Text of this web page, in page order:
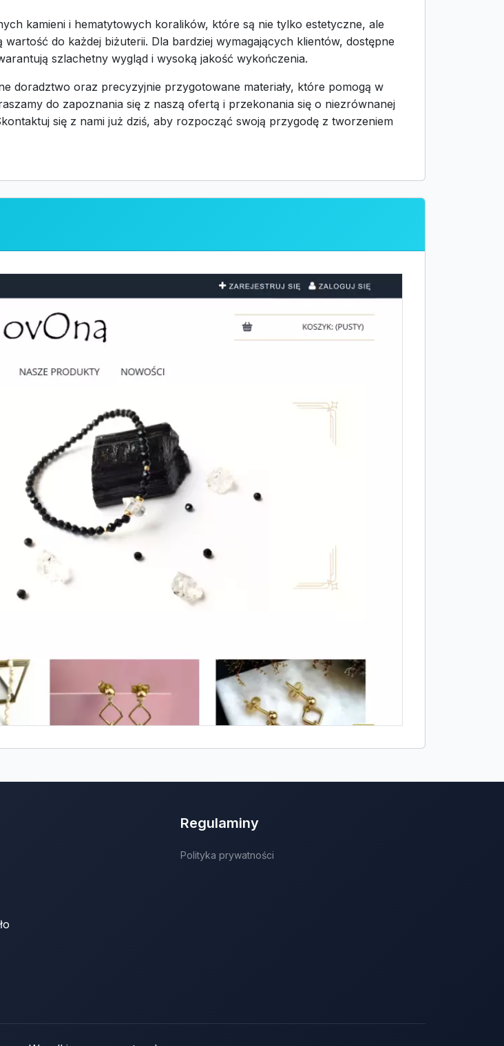
kamieni i hematytowych koralików, które są nie tylko estetyczne, ale
do każdej biżuterii. Dla bardziej wymagających klientów, dostępne
szlachetny wygląd i wysoką jakość wykończenia.
doradztwo oraz precyzyjnie przygotowane materiały, które pomogą w
do zapoznania się z naszą ofertą i przekonania się o niezrównanej
się z nami już dziś, aby rozpocząć swoją przygodę z tworzeniem
Regulaminy
Polityka prywatności